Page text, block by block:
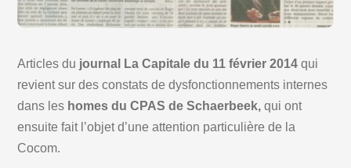
Articles du journal La Capitale du 11 février 2014 qui
revient sur des constats de dysfonctionnements internes
dans les homes du CPAS de Schaerbeek, qui ont
ensuite fait l’objet d’une attention particulière de la
Cocom.